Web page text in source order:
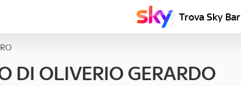
Trova Sky Bar
DI OLIVERIO GERARDO